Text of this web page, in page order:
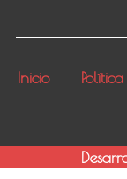
Inicio Política